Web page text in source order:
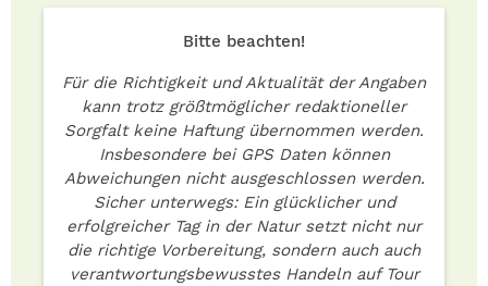
Bitte beachten!
Für die Richtigkeit und Aktualität der Angaben
kann trotz größtmöglicher redaktioneller
Sorgfalt keine Haftung übernommen werden.
Insbesondere bei GPS Daten können
Abweichungen nicht ausgeschlossen werden.
Sicher unterwegs: Ein glücklicher und
erfolgreicher Tag in der Natur setzt nicht nur
die richtige Vorbereitung, sondern auch auch
verantwortungsbewusstes Handeln auf Tour